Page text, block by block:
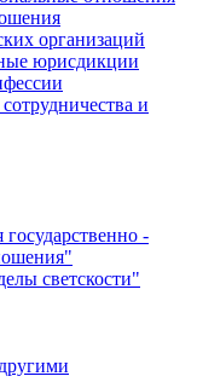
организаций
юрисдикции
и
-
светскости"